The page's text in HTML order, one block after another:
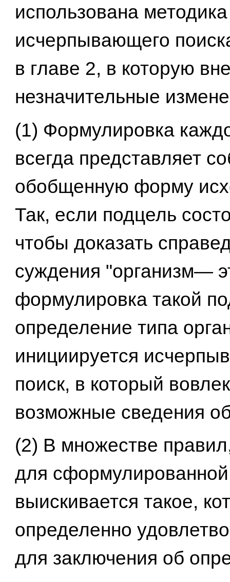
использована методика
исчерпывающего
в главе 2, в которую
незначительные
(1) Формулировка
всегда представляет
обобщенную форму
Так, если подцель
чтобы доказать
суждения "организм—
формулировка такой
определение типа
инициируется
поиск, в который
возможные сведения
(2) В множестве
для
выискивается такое,
определенно
для заключения об